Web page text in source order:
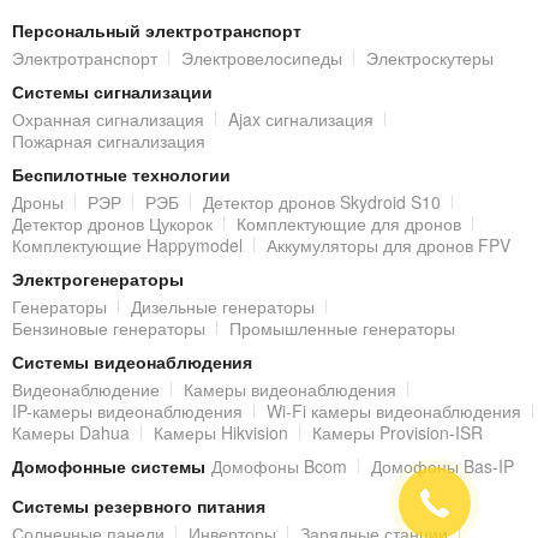
ПОДКЛЮЧЕНИЕ IP-ВИДЕОКАМЕРЫ
Подключение IP-камеры к локальной сети и/или Интернет
выполняется с помощью стандартного разъема RJ45
(10M/100M).
Питание осуществляется от блока питания 12V DC (не входит в
комплект) / PoE (802.3af).
УДАЛЕННЫЙ ДОСТУП к IP-КАМЕРЕ
Просматривать видеоизображение с установленной IP-камеры
можно из локальной сети, но также из любой точки мира, где
есть Интернет. Благодаря встроенному web-серверу, IP-камера
получает уникальный IP адрес в сети, через который и
происходит подключение и удаленный доступ к настройкам и
видеоизображению IP-камеры, помимо компьютера и ноутбука,
с помощью планшета или смартфона под управлениемiOS |
Персональный электротранспорт
Электротранспорт
Электровелосипеды
Электроскутеры
Системы сигнализации
Охранная сигнализация
Ajax сигнализация
Пожарная сигнализация
Беспилотные технологии
Дроны
РЭР РЭБ
Детектор дронов Skydroid S10
Детектор дронов Цукорок
Комплектующие для дронов
Комплектующие Happymodel
Аккумуляторы для дронов FPV
Электрогенераторы
Генераторы
Дизельные генераторы
Бензиновые генераторы
Промышленные генераторы
Системы видеонаблюдения
Видеонаблюдение
Камеры видеонаблюдения
IP-камеры видеонаблюдения
Wi-Fi камеры видеонаблюдения
Камеры Dahua
Камеры Hikvision
Камеры Provision-ISR
Домофонные системы Домофоны Bcom
Домофоны Bas-IP
Системы резервного питания
Солнечные панели
Инверторы Зарядные станции